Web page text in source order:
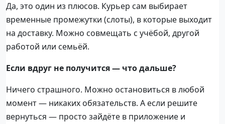
Да, это один из плюсов. Курьер сам выбирает
временные промежутки (слоты), в которые выходит
на доставку. Можно совмещать с учёбой, другой
работой или семьёй.
Если вдруг не получится — что дальше?
Ничего страшного. Можно остановиться в любой
момент — никаких обязательств. А если решите
вернуться — просто зайдёте в приложение и